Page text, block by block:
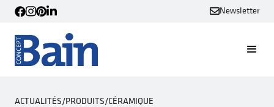
Newsletter
ACTUALITÉS/PRODUITS/CÉRAMIQUE